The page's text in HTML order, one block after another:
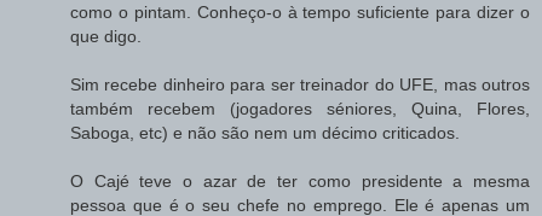
como o pintam. Conheço-o à tempo suficiente para dizer o
que digo.
Sim recebe dinheiro para ser treinador do UFE, mas outros
também recebem (jogadores séniores, Quina, Flores,
Saboga, etc) e não são nem um décimo criticados.
O Cajé teve o azar de ter como presidente a mesma
pessoa que é o seu chefe no emprego. Ele é apenas um